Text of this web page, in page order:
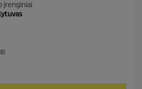
įrenginiai